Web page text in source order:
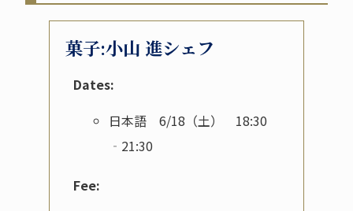
菓子:小山 進シェフ
Dates:
日本語 6/18（土） 18:30
‐21:30
Fee: